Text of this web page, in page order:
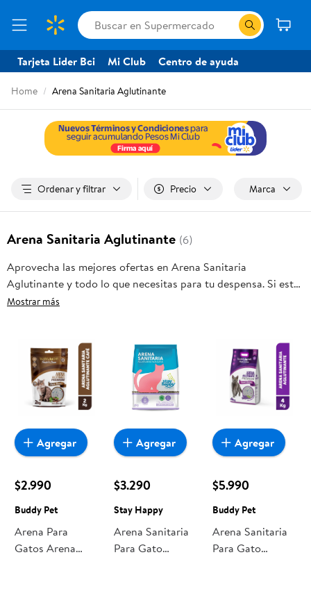
Tarjeta Lider Bci Mi Club Centro de ayuda
Home Arena Sanitaria Aglutinante
Ordenar y filtrar Precio Marca
Arena Sanitaria Aglutinante (6)
Aprovecha las mejores ofertas en Arena Sanitaria
Aglutinante y todo lo que necesitas para tu despensa. Si estás
buscando Arena Sanitaria Aglutinante, frutas frescas, carnes,
retiro en tienda, y haz que esta oportunidad sea realmente
conveniente para ti y tu familia.
Mostrar más
$2.990
Buddy Pet
Arena Para
Gatos Arena
Agregar
$3.290
Stay Happy
Arena Sanitaria
Para Gato
Agregar
$5.990
Buddy Pet
Arena Sanitaria
Para Gato
Agregar